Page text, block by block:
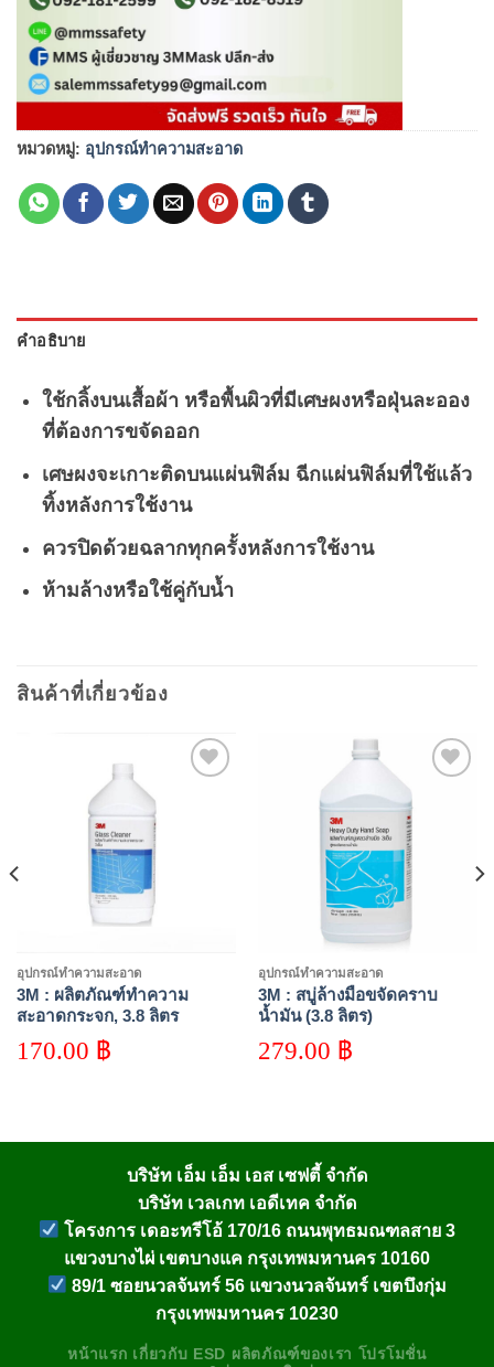
หมวดหมู่: อุปกรณ์ทำความสะอาด
คำอธิบาย
ใช้กลิ้งบนเสื้อผ้า หรือพื้นผิวที่มีเศษผงหรือฝุ่นละออง
ที่ต้องการขจัดออก
เศษผงจะเกาะติดบนแผ่นฟิล์ม ฉีกแผ่นฟิล์มที่ใช้แล้ว
ทิ้งหลังการใช้งาน
ควรปิดด้วยฉลากทุกครั้งหลังการใช้งาน
ห้ามล้างหรือใช้คู่กับน้ำ
สินค้าที่เกี่ยวข้อง
อุปกรณ์ทำความสะอาด
3M : ผลิตภัณฑ์ทำความ
สะอาดกระจก, 3.8 ลิตร
170.00 ฿
อุปกรณ์ทำความสะอาด
3M : สบู่ล้างมือขจัดคราบ
น้ำมัน (3.8 ลิตร)
279.00 ฿
บริษัท เอ็ม เอ็ม เอส เซฟตี้ จำกัด
บริษัท เวลเกท เอดีเทค จำกัด
โครงการ เดอะทรีโอ้ 170/16 ถนนพุทธมณฑลสาย 3
แขวงบางไผ่ เขตบางแค กรุงเทพมหานคร 10160
89/1 ซอยนวลจันทร์ 56 แขวงนวลจันทร์ เขตบึงกุ่ม
กรุงเทพมหานคร 10230
หน้าแรก เกี่ยวกับ ESD ผลิตภัณฑ์ของเรา โปรโมชั่น